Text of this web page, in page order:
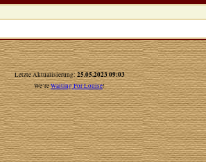
Letzte Aktualisierung:25.05.2023 09:03
We’reWaiting For Louise!